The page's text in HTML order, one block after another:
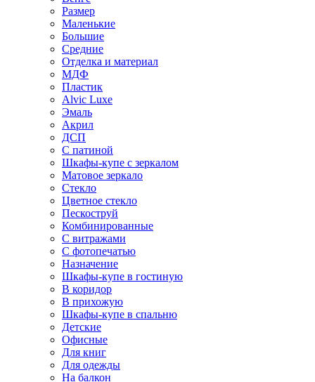
Размер
Маленькие
Большие
Средние
Отделка и материал
МДФ
Пластик
Alvic Luxe
Эмаль
Акрил
ДСП
С патиной
Шкафы-купе с зеркалом
Матовое зеркало
Стекло
Цветное стекло
Пескоструй
Комбинированные
С витражами
С фотопечатью
Назначение
Шкафы-купе в гостиную
В коридор
В прихожую
Шкафы-купе в спальню
Детские
Офисные
Для книг
Для одежды
На балкон